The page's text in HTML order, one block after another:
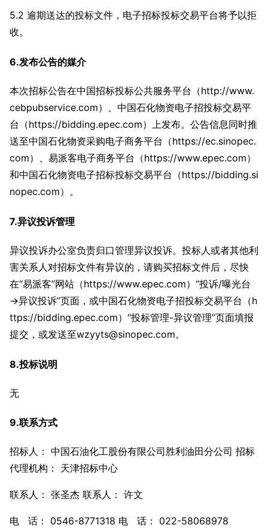
5.2 逾期送达的投标文件，电子招标投标交易平台将予以拒
收。
6.发布公告的媒介
本次招标公告在中国招标投标公共服务平台（http://www.
cebpubservice.com）、中国石化物资电子招投标交易平
台（https://bidding.epec.com）上发布。公告信息同时推
送至中国石化物资采购电子商务平台（https://ec.sinopec.
com）、易派客电子商务平台（https://www.epec.com）
和中国石化物资电子招标投标交易平台（https://bidding.si
nopec.com）。
7.异议投诉管理
异议投诉办公室负责归口管理异议投诉。投标人或者其他利
害关系人对招标文件有异议的，请购买招标文件后，尽快
在“易派客”网站（https://www.epec.com）“投诉/曝光台
→异议投诉”页面，或中国石化物资电子招投标交易平台（h
ttps://bidding.epec.com）“投标管理-异议管理”页面填报
提交，或发送至wzyyts@sinopec.com。
8.投标说明
无
9.联系方式
招标人： 中国石油化工股份有限公司胜利油田分公司 招标
代理机构： 天津招标中心
联系人： 张圣杰 联系人： 许文
电 话： 0546-8771318 电 话： 022-58068978